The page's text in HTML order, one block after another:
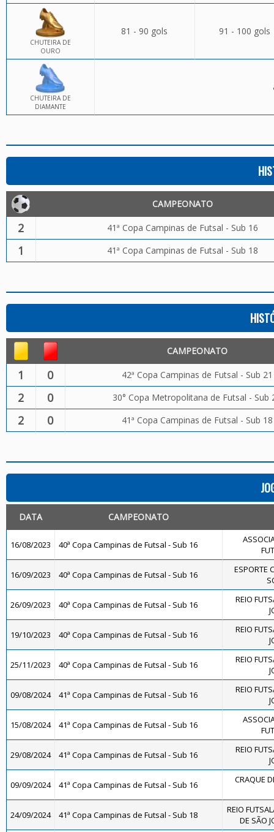
CHUTEIRA DE
OURO
81 - 90 gols 91 - 100 gols
CHUTEIRA DE
DIAMANTE
CAMPEONATO
2 41ª Copa Campinas de Futsal - Sub 16
1 41ª Copa Campinas de Futsal - Sub 18
CAMPEONATO
1 0 42ª Copa Campinas de Futsal - Sub 21
2 0 30° Copa Metropolitana de Futsal - Sub
2 0 41ª Copa Campinas de Futsal - Sub 18
DATA CAMPEONATO
16/08/2023 40ª Copa Campinas de Futsal - Sub 16
16/09/2023 40ª Copa Campinas de Futsal - Sub 16
ESPORTE
26/09/2023 40ª Copa Campinas de Futsal - Sub 16
REIO
19/10/2023 40ª Copa Campinas de Futsal - Sub 16
REIO
25/11/2023 40ª Copa Campinas de Futsal - Sub 16
REIO
09/08/2024 41ª Copa Campinas de Futsal - Sub 16
REIO
15/08/2024 41ª Copa Campinas de Futsal - Sub 16
29/08/2024 41ª Copa Campinas de Futsal - Sub 16
REIO
09/09/2024 41ª Copa Campinas de Futsal - Sub 16 CRAQUE
24/09/2024 41ª Copa Campinas de Futsal - Sub 18
REIO
DE SÃO